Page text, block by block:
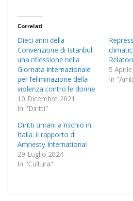
Correlati
Dieci anni della
Convenzione di Istanbul:
una riflessione nella
Giornata internazionale
per l’eliminazione della
violenza contro le donne
10 Dicembre 2021
In "Diritti"
5
In
Diritti umani a rischio in
Italia: il rapporto di
Amnesty International
29 Luglio 2024
In "Cultura"